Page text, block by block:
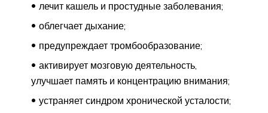
лечит кашель и простудные заболевания;
облегчает дыхание;
предупреждает тромбообразование;
активирует мозговую деятельность,
улучшает память и концентрацию внимания;
устраняет синдром хронической усталости;